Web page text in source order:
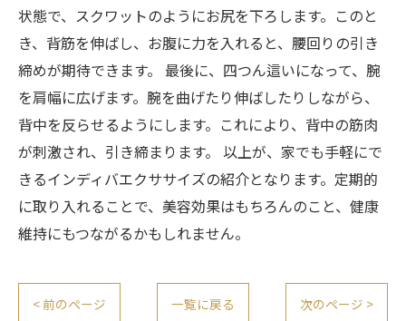
状態で、スクワットのようにお尻を下ろします。このと
き、背筋を伸ばし、お腹に力を入れると、腰回りの引き
締めが期待できます。 最後に、四つん這いになって、腕
を肩幅に広げます。腕を曲げたり伸ばしたりしながら、
背中を反らせるようにします。これにより、背中の筋肉
が刺激され、引き締まります。 以上が、家でも手軽にで
きるインディバエクササイズの紹介となります。定期的
に取り入れることで、美容効果はもちろんのこと、健康
維持にもつながるかもしれません。
< 前のページ 一覧に戻る 次のページ >